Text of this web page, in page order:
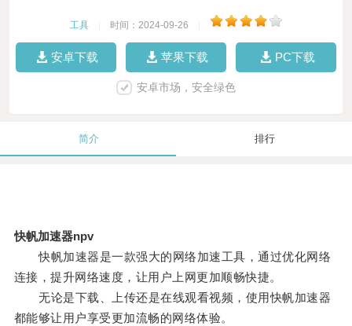
工具 时间：2024-09-26
安卓下载 苹果下载 PC下载
安卓市场，安全绿色
简介 排行
快帆加速器npv
快帆加速器是一款强大的网络加速工具，通过优化网络
连接，提升网络速度，让用户上网更加顺畅快捷。
无论是下载、上传还是在线观看视频，使用快帆加速器
都能够让用户享受更加流畅的网络体验。